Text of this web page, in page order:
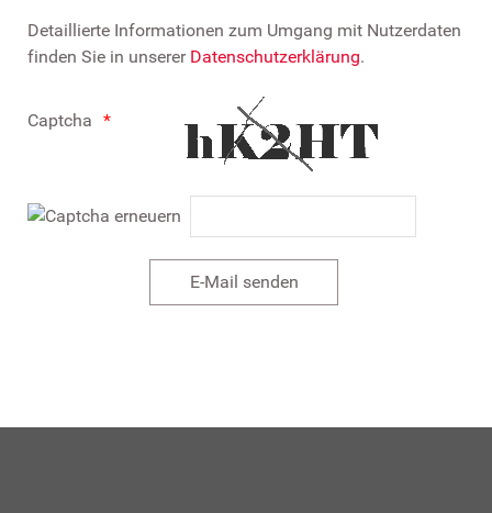
Detaillierte Informationen zum Umgang mit Nutzerdaten
finden Sie in unserer Datenschutzerklärung.
Captcha